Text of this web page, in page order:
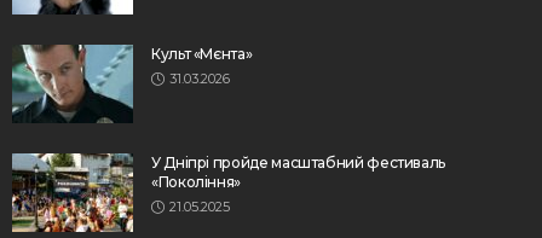
Культ «Мєнта»
31.03.2026
У Дніпрі пройде масштабний фестиваль
«Покоління»
21.05.2025